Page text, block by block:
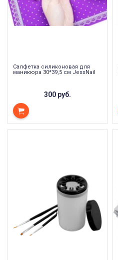
Салфетка силиконовая для
маникюра 30*39,5 см JessNail
300 руб.